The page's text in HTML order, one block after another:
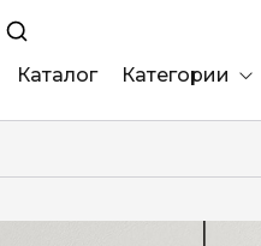
Каталог Категории